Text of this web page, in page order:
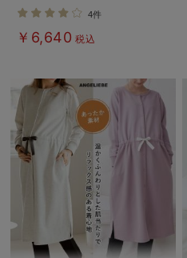
ニティ・授乳パジャマ【出産後も長
4件
￥6,640 税込